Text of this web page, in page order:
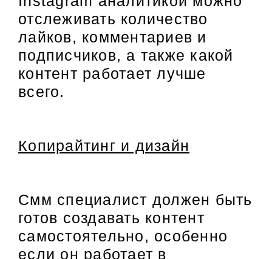
отслеживать количество
лайков, комментариев и
подписчиков, а также какой
контент работает лучше
всего.
Копирайтинг и дизайн
Смм специалист должен быть
готов создавать контент
самостоятельно, особенно
если он работает в